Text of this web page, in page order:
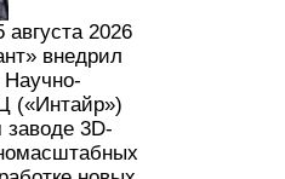
2026
внедрил
Научно-
(«Интайр»)
3D-